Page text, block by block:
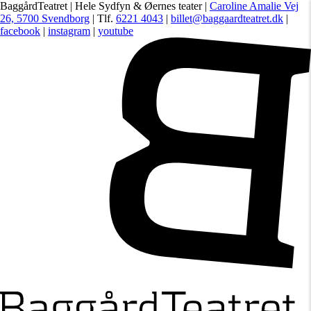
BaggårdTeatret | Hele Sydfyn & Øernes teater | Caroline Amalie Vej
26, 5700 Svendborg | Tlf. 6221 4043 | billet@baggaardteatret.dk |
facebook | instagram | youtube